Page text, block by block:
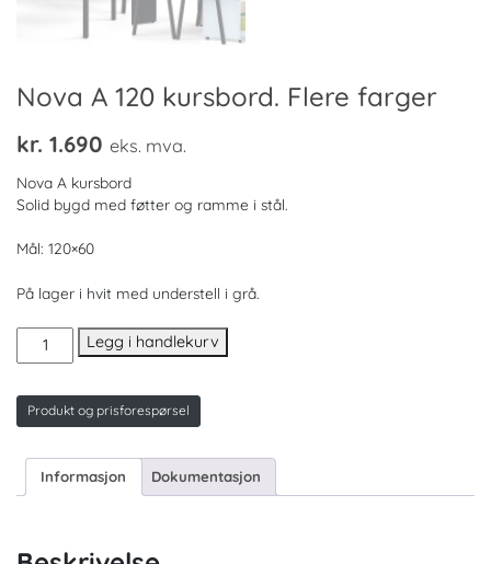
Nova A 120 kursbord. Flere farger
kr. 1.690 eks. mva.
Nova A kursbord
Solid bygd med føtter og ramme i stål.
Mål: 120×60
På lager i hvit med understell i grå.
Nova
A
kursbord.
Flere
antall
Legg i handlekurv
Produkt og prisforespørsel
Informasjon Dokumentasjon